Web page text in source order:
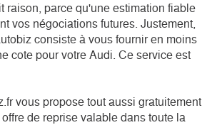
raison, parce qu'une estimation fiable
vos négociations futures. Justement,
consiste à vous fournir en moins
cote pour votre Audi. Ce service est
vous propose tout aussi gratuitement
de reprise valable dans toute la